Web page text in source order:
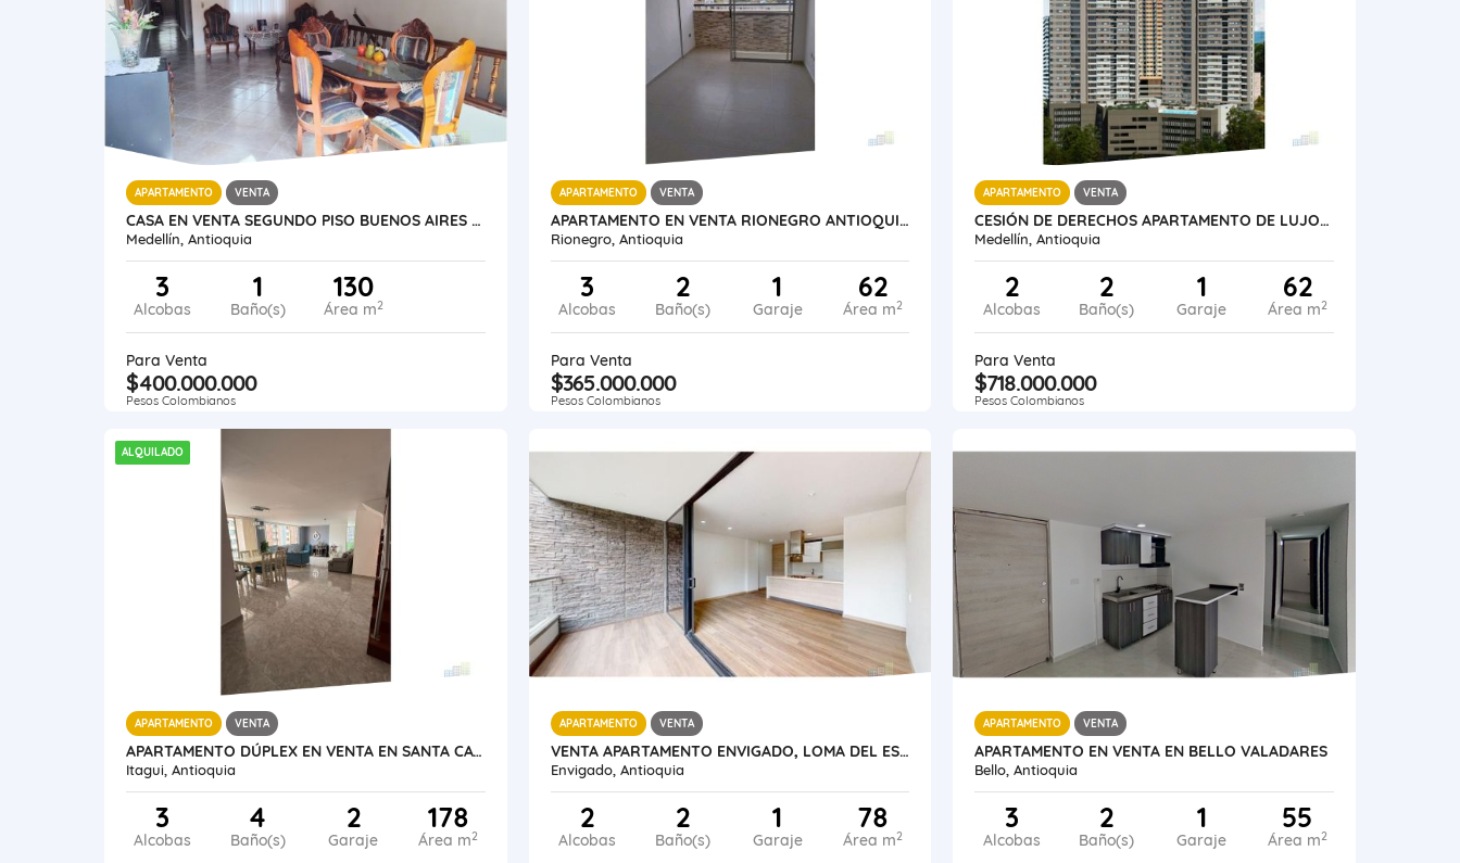
APARTAMENTO VENTA
CASA EN VENTA SEGUNDO PISO BUENOS AIRES MEDELLIN
Medellín, Antioquia
3
Alcobas
1
Baño(s)
130
Área m2
Para Venta
$400.000.000
Pesos Colombianos
APARTAMENTO VENTA
APARTAMENTO EN VENTA RIONEGRO ANTIOQUIA MILLA FONTIBÓN.
Rionegro, Antioquia
3
Alcobas
2
Baño(s)
1
Garaje
62
Área m2
Para Venta
$365.000.000
Pesos Colombianos
APARTAMENTO VENTA
CESIÓN DE DERECHOS APARTAMENTO DE LUJO MEDELLÍN BARRIO LAS PALMAS
Medellín, Antioquia
2
Alcobas
2
Baño(s)
1
Garaje
62
Área m2
Para Venta
$718.000.000
Pesos Colombianos
ALQUILADO
APARTAMENTO VENTA
APARTAMENTO DÚPLEX EN VENTA EN SANTA CATALINA, ITAGÜÍ
Itagui, Antioquia
3
Alcobas
4
Baño(s)
2
Garaje
178
Área m2
APARTAMENTO VENTA
VENTA APARTAMENTO ENVIGADO, LOMA DEL ESCOBERO
Envigado, Antioquia
2
Alcobas
2
Baño(s)
1
Garaje
78
Área m2
APARTAMENTO VENTA
APARTAMENTO EN VENTA EN BELLO VALADARES
Bello, Antioquia
3
Alcobas
2
Baño(s)
1
Garaje
55
Área m2